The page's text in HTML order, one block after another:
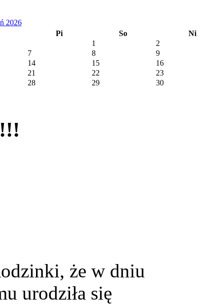
2026
Pi
So
Ni
1
2
7
8
9
14
15
16
21
22
23
28
29 30
że w dniu
urodziła się